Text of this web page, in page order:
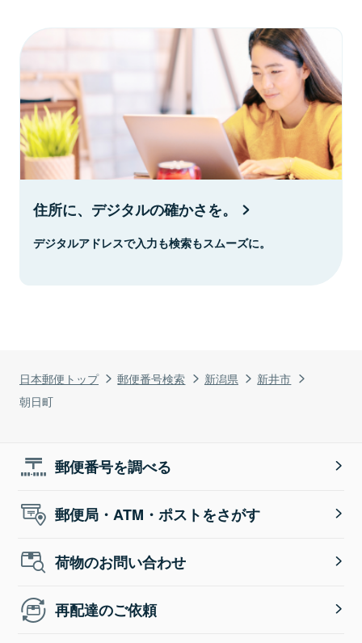
日本郵便トップ 郵便番号検索 新潟県
新井市
朝日町
住所に、デジタルの確かさを。
デジタルアドレスで入力も検索もスムーズに。
郵便番号を調べる
郵便局・ATM・ポストをさがす
荷物のお問い合わせ
再配達のご依頼